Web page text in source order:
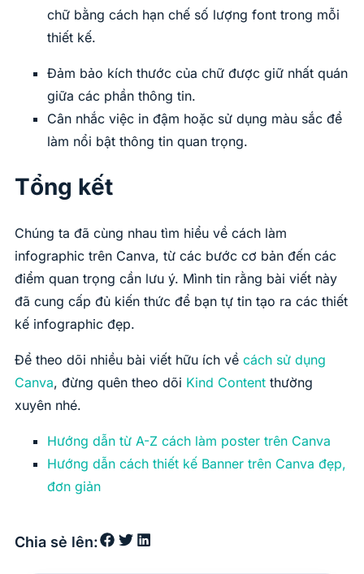
chữ bằng cách hạn chế số lượng font trong mỗi
thiết kế.
Đảm bảo kích thước của chữ được giữ nhất quán
giữa các phần thông tin.
Cân nhắc việc in đậm hoặc sử dụng màu sắc để
làm nổi bật thông tin quan trọng.
Tổng kết
Chúng ta đã cùng nhau tìm hiểu về cách làm
infographic trên Canva, từ các bước cơ bản đến các
điểm quan trọng cần lưu ý. Mình tin rằng bài viết này
đã cung cấp đủ kiến thức để bạn tự tin tạo ra các thiết
kế infographic đẹp.
Để theo dõi nhiều bài viết hữu ích về cách sử dụng
Canva, đừng quên theo dõi Kind Content thường
xuyên nhé.
Hướng dẫn từ A-Z cách làm poster trên Canva
Hướng dẫn cách thiết kế Banner trên Canva đẹp,
đơn giản
Chia sẻ lên: